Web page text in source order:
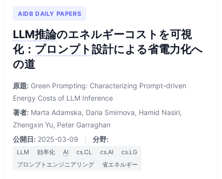
AIDB DAILY PAPERS
LLM推論のエネルギーコストを可視
化： プロンプト設計による省電力化へ
の道
原題: Green Prompting: Characterizing Prompt-driven
Energy Costs of LLM Inference
著者: Marta Adamska, Daria Smirnova, Hamid Nasiri,
Zhengxin Yu, Peter Garraghan
公開日: 2025-03-09 分野:
LLM 効率化 AI cs.CL cs.AI
cs.LG
プロンプトエンジニアリング
省エネルギー